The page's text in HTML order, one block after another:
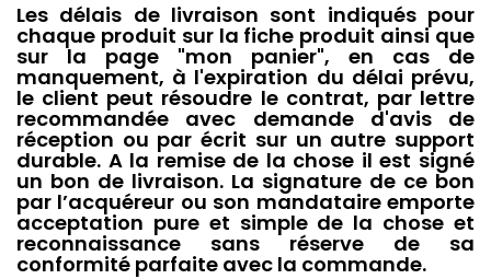
Les délais de livraison sont indiqués pour
chaque produit sur la fiche produit ainsi que
sur la page "mon panier", en cas de
manquement, à l'expiration du délai prévu,
le client peut résoudre le contrat, par lettre
recommandée avec demande d'avis de
réception ou par écrit sur un autre support
durable. A la remise de la chose il est signé
un bon de livraison. La signature de ce bon
par l’acquéreur ou son mandataire emporte
acceptation pure et simple de la chose et
reconnaissance sans réserve de sa
conformité parfaite avec la commande.